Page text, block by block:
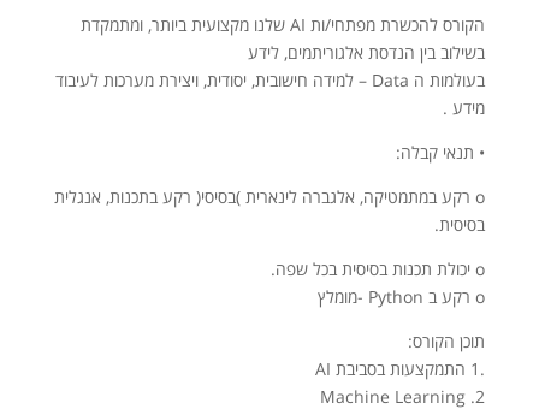
הקורס להכשרת מפתחי/ות AI שלנו מקצועית ביותר, ומתמקדת
בשילוב בין הנדסת אלגוריתמים, לידע
בעולמות ה Data – למידה חישובית, יסודית, ויצירת מערכות לעיבוד
מידע .
• תנאי קבלה:
o רקע במתמטיקה, אלגברה לינארית )בסיסי( רקע בתכנות, אנגלית
בסיסית.
o יכולת תכנות בסיסית בכל שפה.
o רקע ב Python -מומלץ
תוכן הקורס:
.1 התמקצעות בסביבת AI
Machine Learning .2